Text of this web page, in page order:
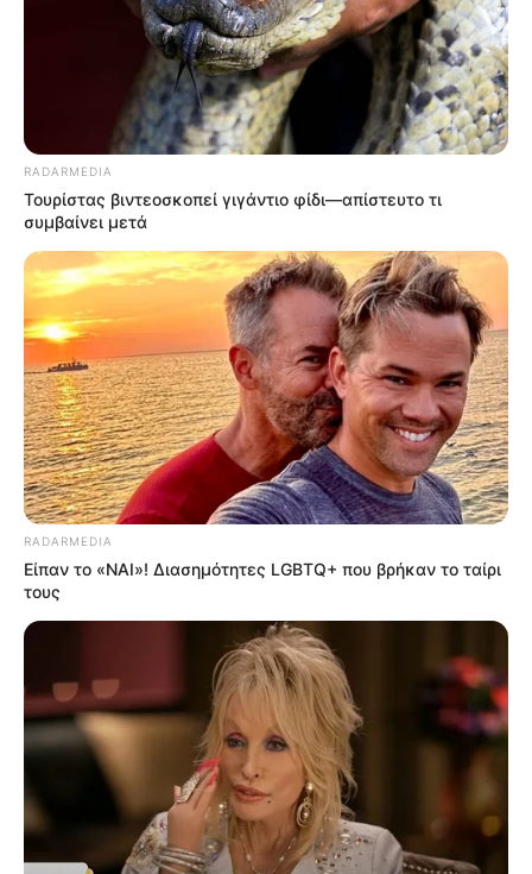
RADARMEDIA
Τουρίστας βιντεοσκοπεί γιγάντιο φίδι—απίστευτο τι
συμβαίνει μετά
RADARMEDIA
Είπαν το «ΝΑΙ»! Διασημότητες LGBTQ+ που βρήκαν το ταίρι
τους